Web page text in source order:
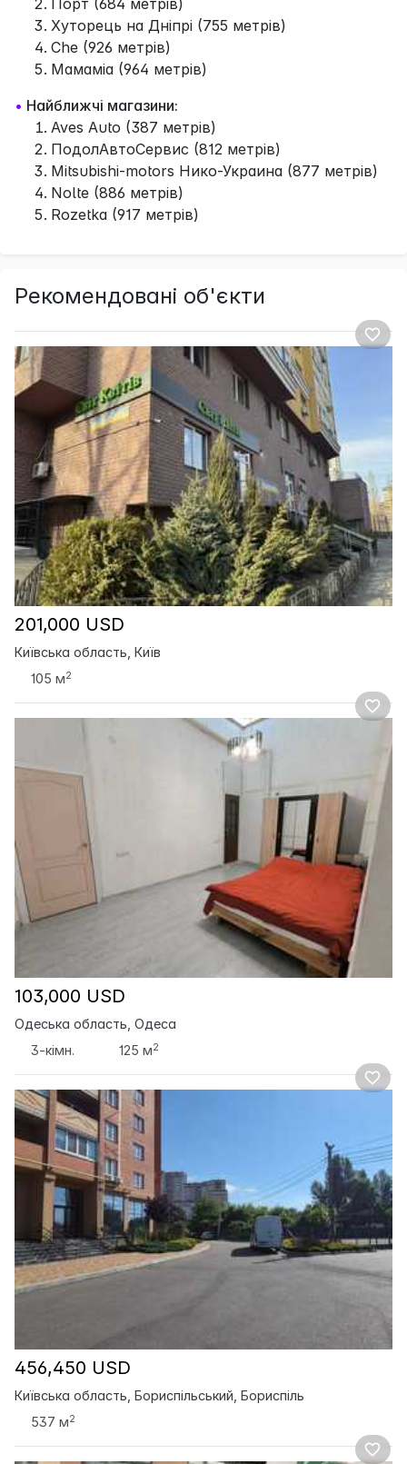
Хуторець на Днiпрi (755 метрів)
Che (926 метрів)
Мамаміа (964 метрів)
• Найближчі магазини:
Aves Auto (387 метрів)
ПодолАвтоСервис (812 метрів)
Mitsubishi-motors Нико-Украина (877 метрів)
Nolte (886 метрів)
Rozetka (917 метрів)
Рекомендовані об'єкти
201,000 USD
Київська область, Київ
105 м2
103,000 USD
Одеська область, Одеса
3-кімн.
125 м2
456,450 USD
Київська область, Бориспільський, Бориспіль
537 м2